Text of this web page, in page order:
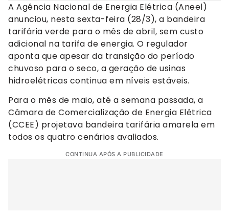
A Agência Nacional de Energia Elétrica (Aneel)
anunciou, nesta sexta-feira (28/3), a bandeira
tarifária verde para o mês de abril, sem custo
adicional na tarifa de energia. O regulador
aponta que apesar da transição do período
chuvoso para o seco, a geração de usinas
hidroelétricas continua em níveis estáveis.
Para o mês de maio, até a semana passada, a
Câmara de Comercialização de Energia Elétrica
(CCEE) projetava bandeira tarifária amarela em
todos os quatro cenários avaliados.
CONTINUA APÓS A PUBLICIDADE